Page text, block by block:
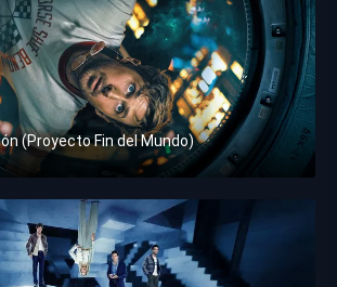
(Proyecto Fin del Mundo)